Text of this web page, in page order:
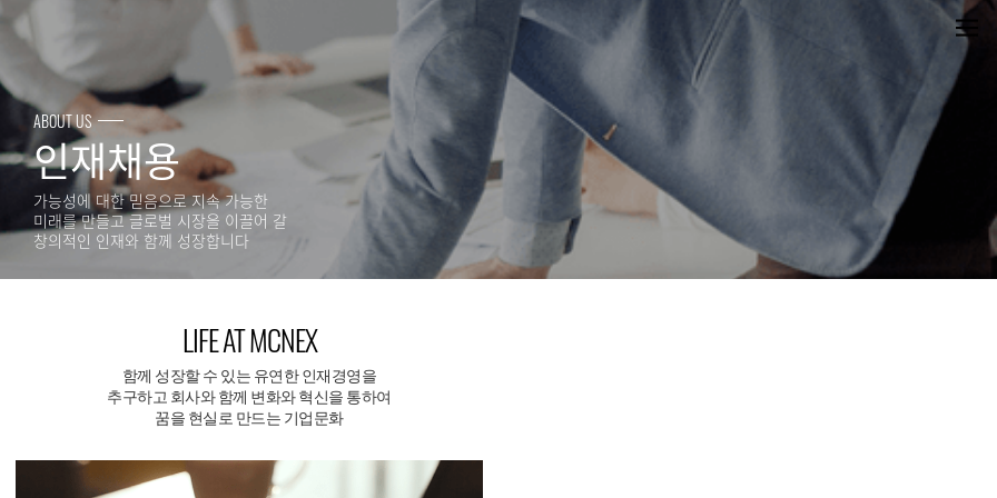
ABOUT US
인재채용
가능성에 대한 믿음으로 지속 가능한
미래를 만들고 글로벌 시장을 이끌어 갈
창의적인 인재와 함께 성장합니다
LIFE AT MCNEX
함께 성장할 수 있는 유연한 인재경영을
추구하고 회사와 함께 변화와 혁신을 통하여
꿈을 현실로 만드는 기업문화